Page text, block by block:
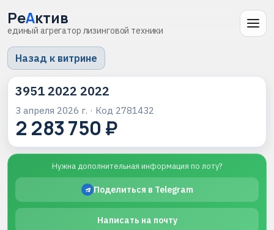
РеАктив
единый агрегатор лизинговой техники
Назад к витрине
3951 2022 2022
3 апреля 2026 г. · Код 2781432
2 283 750 ₽
Нужна дополнительная информация по лоту?
Поделиться в Telegram
Написать на почту